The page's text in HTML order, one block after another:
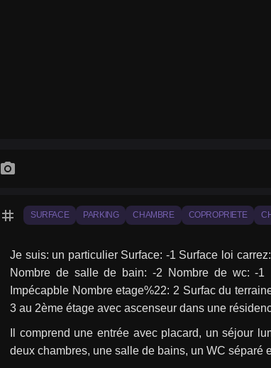
photo_camera
tag SURFACE PARKING CHAMBRE COPROPRIETE
Je suis: un particulier Surface: -1 Surface loi
Nombre de salle de bain: -2 Nombre de wc: -1
Impécapble Nombre etage%22: 2 Surfac du
3 au 2ème étage avec ascenseur dans une
Il comprend une entrée avec placard, un séjour
deux chambres, une salle de bains, un WC séparé